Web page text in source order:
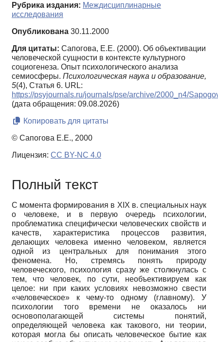
Рубрика издания: Междисциплинарные
исследования
Опубликована 30.11.2000
Для цитаты: Сапогова, Е.Е. (2000). Об объективации
человеческой сущности в контексте культурного
социогенеза. Опыт психологического анализа
семиосферы. Психологическая наука и образование,
5(4), Статья 6. URL:
https://psyjournals.ru/journals/pse/archive/2000_n4/
(дата обращения: 09.08.2026)
Копировать для цитаты
© Сапогова Е.Е., 2000
Лицензия: CC BY-NC 4.0
Полный текст
С момента формирования в XIX в. специальных наук
о человеке, и в первую очередь психологии,
проблематика специфически человеческих свойств и
качеств, характеристика процессов развития,
делающих человека именно человеком, является
одной из центральных для понимания этого
феномена. Но, стремясь понять природу
человеческого, психология сразу же столкнулась с
тем, что человек, по сути, необъективируем как
целое: ни при каких условиях невозможно свести
«человеческое» к чему-то одному (главному). У
психологии того времени не оказалось ни
основополагающей системы понятий,
определяющей человека как такового, ни теории,
которая могла бы описать человеческое бытие как